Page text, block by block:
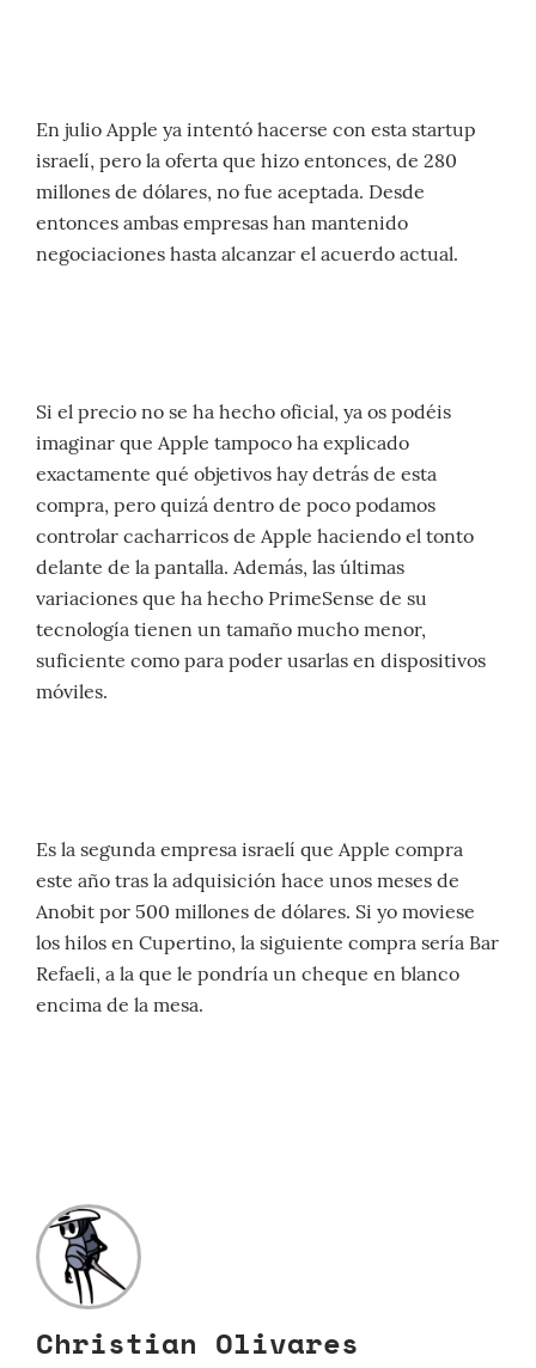
En julio Apple ya intentó hacerse con esta startup
israelí, pero la oferta que hizo entonces, de 280
millones de dólares, no fue aceptada. Desde
entonces ambas empresas han mantenido
negociaciones hasta alcanzar el acuerdo actual.
Si el precio no se ha hecho oficial, ya os podéis
imaginar que Apple tampoco ha explicado
exactamente qué objetivos hay detrás de esta
compra, pero quizá dentro de poco podamos
controlar cacharricos de Apple haciendo el tonto
delante de la pantalla. Además, las últimas
variaciones que ha hecho PrimeSense de su
tecnología tienen un tamaño mucho menor,
suficiente como para poder usarlas en dispositivos
móviles.
Es la segunda empresa israelí que Apple compra
este año tras la adquisición hace unos meses de
Anobit por 500 millones de dólares. Si yo moviese
los hilos en Cupertino, la siguiente compra sería Bar
Refaeli, a la que le pondría un cheque en blanco
encima de la mesa.
Christian Olivares